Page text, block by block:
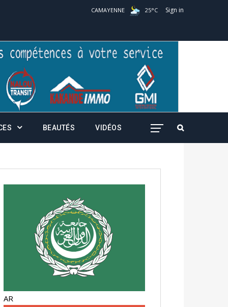
CAMAYENNE 25°C Sign in
BEAUTÉS VIDÉOS
AR